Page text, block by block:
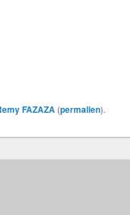
FAZAZA (permalien).